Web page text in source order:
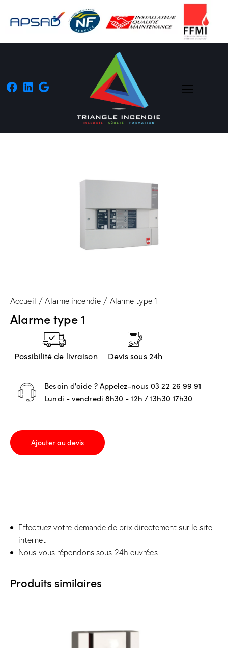
Accueil Alarme incendie Alarme type 1
Alarme type 1
Possibilité de livraison Devis sous 24h
Besoin d'aide ? Appelez-nous03 22 26 99 91
Lundi - vendredi 8h30 - 12h / 13h30 17h30
Ajouter au devis
Effectuez votre demande de prix directement sur le site
internet
Nous vous répondons sous 24h ouvrées
Produits similaires